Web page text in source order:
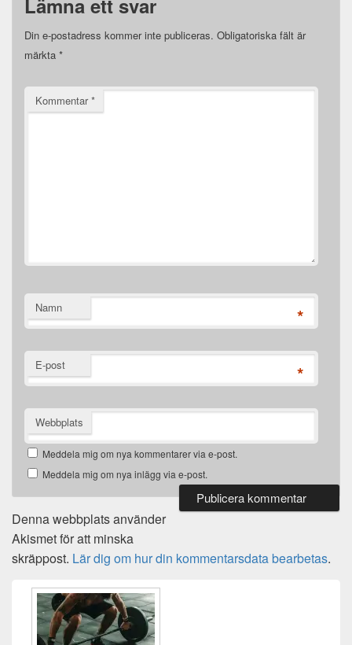
Lämna ett svar
Din e-postadress kommer inte publiceras. Obligatoriska fält är
märkta *
Kommentar*
Namn *
E-post *
Webbplats
Meddela mig om nya kommentarer via e-post.
Meddela mig om nya inlägg via e-post.
Denna webbplats använder
Akismet för att minska
skräppost. Lär dig om hur din kommentarsdata bearbetas.
Primära
sidofältet
Widget
område